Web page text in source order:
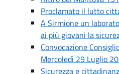
Proclamato il lutto
A Sirmione un
ai più giovani la
Convocazione
Mercoledì 29 Luglio
Sicurezza e